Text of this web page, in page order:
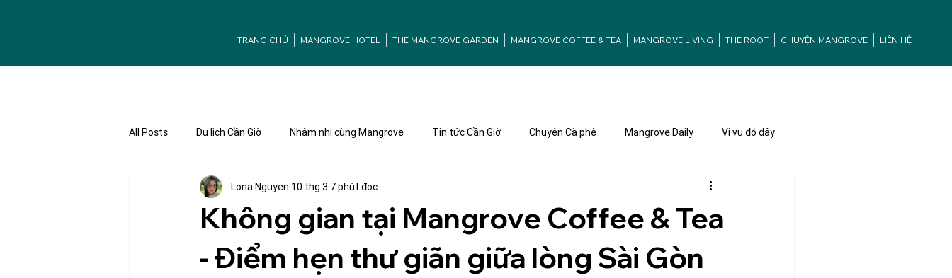
TRANG CHỦ MANGROVE HOTEL THE MANGROVE GARDEN MANGROVE COFFEE & TEA MANGROVE LIVING THE ROOT CHUYỆN MANGROVE LIÊN HỆ
All Posts Du lịch Cần Giờ Nhâm nhi cùng Mangrove Tin tức Cần Giờ Chuyện Cà phê Mangrove Daily Vi vu đó đây
Ưu đãi Mangrove Tuyển dụng
Không gian tại Mangrove Coffee & Tea
- Điểm hẹn thư giãn giữa lòng Sài Gòn
Lona Nguyen 10 thg 3 7 phút đọc